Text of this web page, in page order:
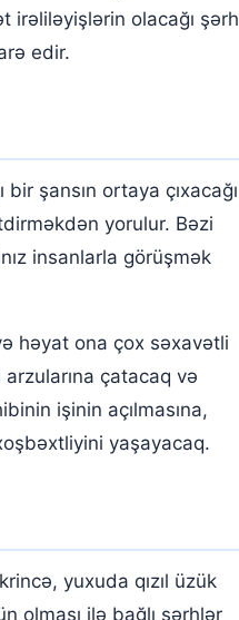
irəliləyişlərin olacağı şərh
edir.
şansın ortaya çıxacağı
yorulur. Bəzi
insanlarla görüşmək
həyat ona çox səxavətli
çatacaq və
işinin açılmasına,
yaşayacaq.
yuxuda qızıl üzük
olması ilə bağlı şərhlər